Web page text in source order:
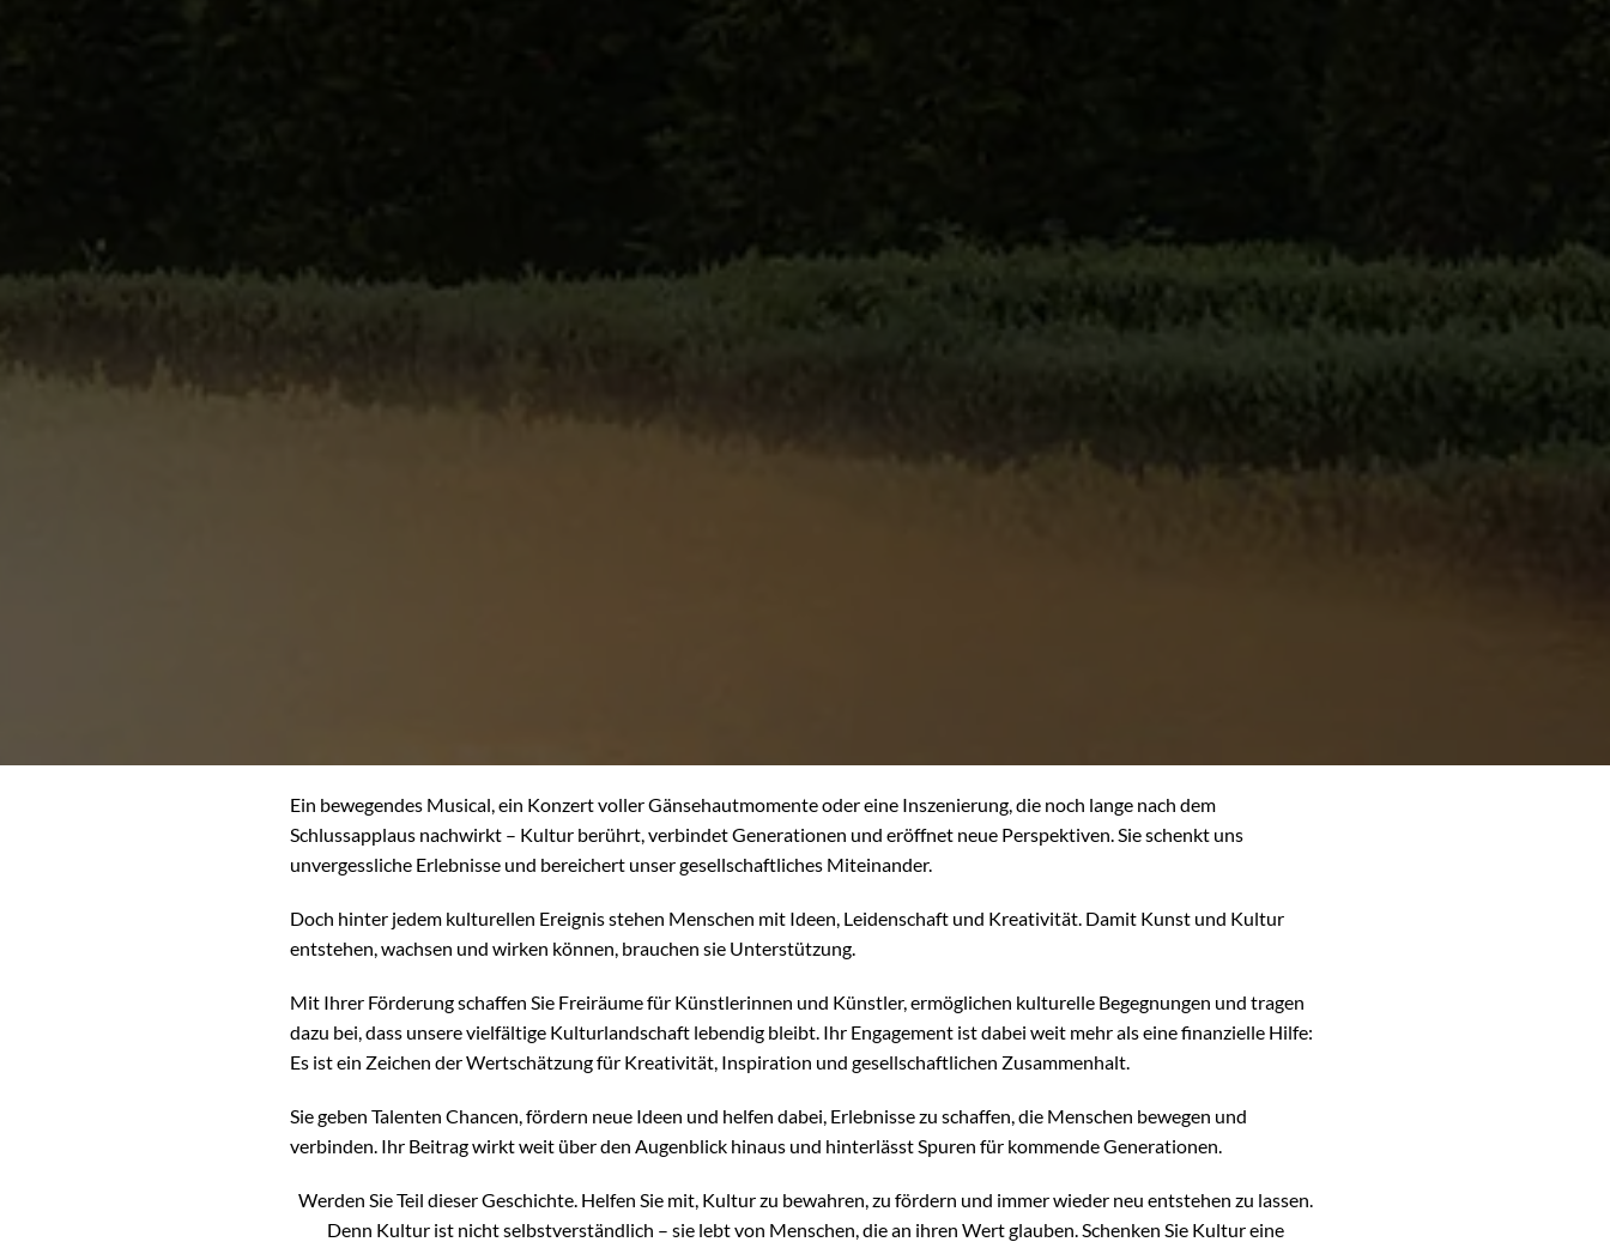
Ein bewegendes Musical, ein Konzert voller Gänsehautmomente oder eine Inszenierung, die noch lange nach dem
Schlussapplaus nachwirkt – Kultur berührt, verbindet Generationen und eröffnet neue Perspektiven. Sie schenkt uns
unvergessliche Erlebnisse und bereichert unser gesellschaftliches Miteinander.
Doch hinter jedem kulturellen Ereignis stehen Menschen mit Ideen, Leidenschaft und Kreativität. Damit Kunst und Kultur
entstehen, wachsen und wirken können, brauchen sie Unterstützung.
Mit Ihrer Förderung schaffen Sie Freiräume für Künstlerinnen und Künstler, ermöglichen kulturelle Begegnungen und tragen
dazu bei, dass unsere vielfältige Kulturlandschaft lebendig bleibt. Ihr Engagement ist dabei weit mehr als eine finanzielle Hilfe:
Es ist ein Zeichen der Wertschätzung für Kreativität, Inspiration und gesellschaftlichen Zusammenhalt.
Sie geben Talenten Chancen, fördern neue Ideen und helfen dabei, Erlebnisse zu schaffen, die Menschen bewegen und
verbinden. Ihr Beitrag wirkt weit über den Augenblick hinaus und hinterlässt Spuren für kommende Generationen.
Werden Sie Teil dieser Geschichte. Helfen Sie mit, Kultur zu bewahren, zu fördern und immer wieder neu entstehen zu lassen.
Denn Kultur ist nicht selbstverständlich – sie lebt von Menschen, die an ihren Wert glauben. Schenken Sie Kultur eine